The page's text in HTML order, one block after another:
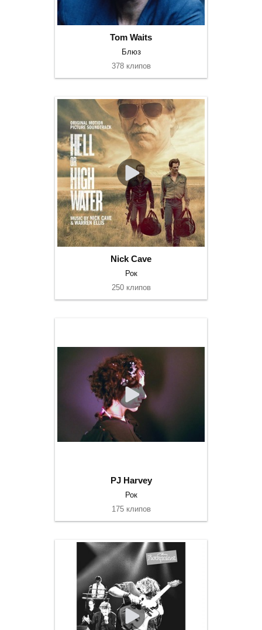
Tom Waits
Блюз
378 клипов
Nick Cave
Рок
250 клипов
PJ Harvey
Рок
175 клипов